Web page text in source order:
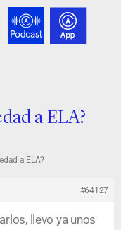
a ELA?
a ELA?
#64127
llevo ya unos